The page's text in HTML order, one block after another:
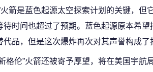
火箭是蓝色起源太空探索计划的关键，
待时间也超过了预期。蓝色起源原本希望
代品，但是这次爆炸再次对其声誉构成了
格伦”火箭还被寄予厚望，将在美国宇航